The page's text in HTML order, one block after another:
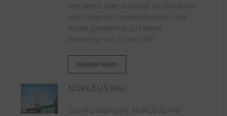
Vor allem aber würdigt sie ihn dafür,
sein Leben so leidenschaftlich der
Kunst gewidmet zu haben.
Interview von Ulrike Ohl
Weiterlesen
NUKLEUS Kiel
Das Kunstprojekt NUKLEUS Kiel